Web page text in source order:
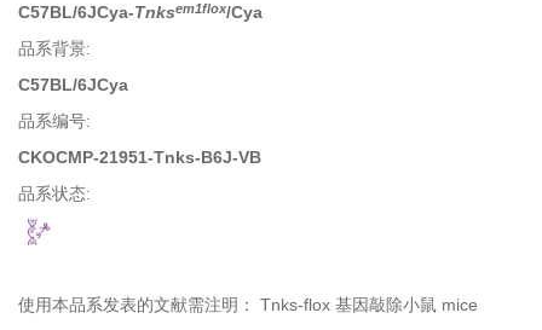
C57BL/6JCya-Tnksem1flox/Cya
品系背景:
C57BL/6JCya
品系编号:
CKOCMP-21951-Tnks-B6J-VB
品系状态:
使用本品系发表的文献需注明： Tnks-flox 基因敲除小鼠 mice